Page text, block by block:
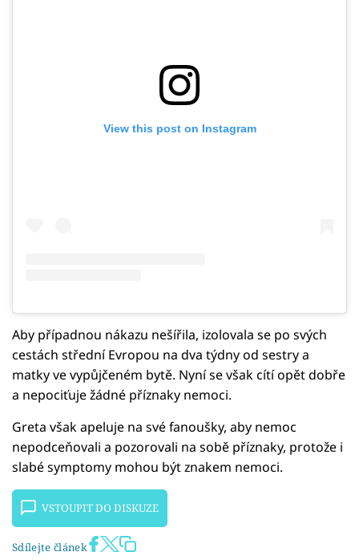
View this post on Instagram
Aby případnou nákazu nešířila, izolovala se po svých
cestách střední Evropou na dva týdny od sestry a
matky ve vypůjčeném bytě. Nyní se však cítí opět dobře
a nepociťuje žádné příznaky nemoci.
Greta však apeluje na své fanoušky, aby nemoc
nepodceňovali a pozorovali na sobě příznaky, protože i
slabé symptomy mohou být znakem nemoci.
VSTOUPIT DO DISKUZE
Sdílejte článek